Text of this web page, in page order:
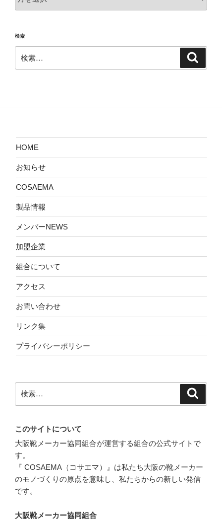
去
稿
検索
索:
HOME
お知らせ
COSAEMA
製品情報
メンバーNEWS
加盟企業
組合について
アクセス
お問い合わせ
リンク集
プライバシーポリシー
索:
このサイトについて
大阪靴メーカー協同組合が運営する組合の公式サイトで
す。
『 COSAEMA（コサエマ）』は私たち大阪の靴メーカー
のモノづくりの原点を意味し、私たちからの新しい発信
です。
大阪靴メーカー協同組合